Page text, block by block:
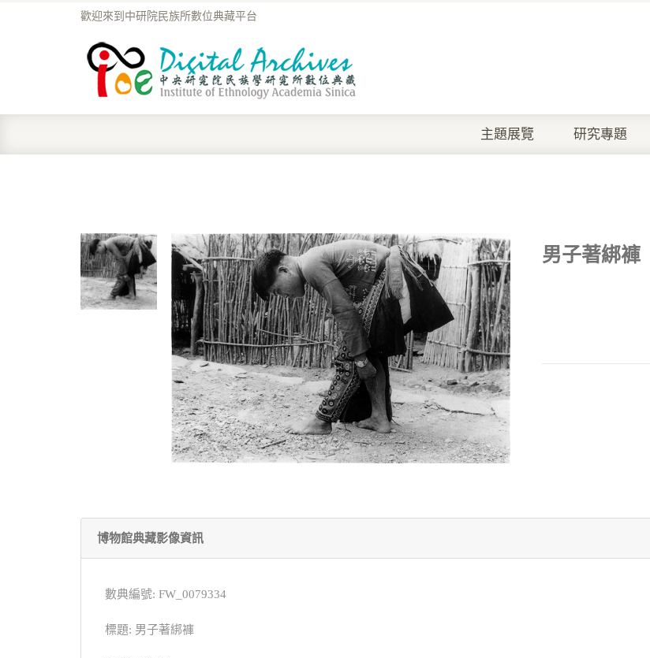
歡迎來到中研院民族所數位典藏平台
主題展覽 研究專題
男子著綁褲
博物館典藏影像資訊
數典編號: FW_0079334
標題: 男子著綁褲